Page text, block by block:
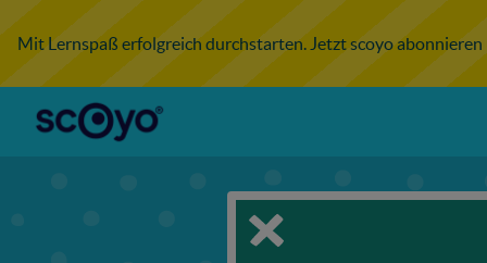
Mit Lernspaß erfolgreich durchstarten. Jetzt scoyo